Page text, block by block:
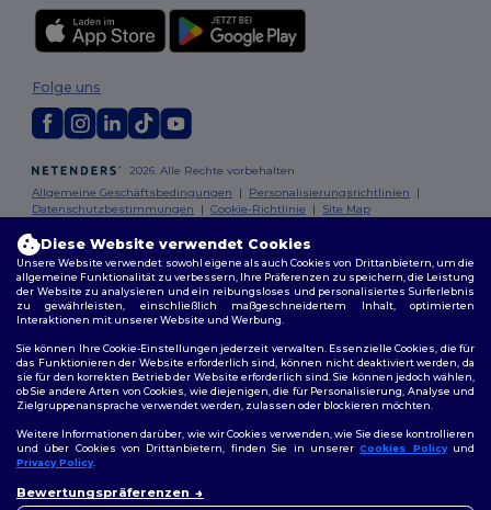
2026. Alle Rechte vorbehalten
Allgemeine Geschäftsbedingungen | Personalisierungsrichtlinien |
Datenschutzbestimmungen |Cookie-Richtlinie | Site Map
Folge uns
Berlin| Hamburg| München | Köln |Frankfurt| Essen|Dortmund |
Stuttgart | Düsseldorf| Bremen
Diese Website verwendet Cookies
Unsere Website verwendet sowohl eigene als auch Cookies von Drittanbietern, um die
allgemeine Funktionalität zu verbessern, Ihre Präferenzen zu speichern, die Leistung
der Website zu analysieren und ein reibungsloses und personalisiertes Surferlebnis
zu gewährleisten, einschließlich maßgeschneidertem Inhalt, optimierten
Interaktionen mit unserer Website und Werbung.
Sie können Ihre Cookie-Einstellungen jederzeit verwalten. Essenzielle Cookies, die für
das Funktionieren der Website erforderlich sind, können nicht deaktiviert werden, da
sie für den korrekten Betrieb der Website erforderlich sind. Sie können jedoch wählen,
ob Sie andere Arten von Cookies, wie diejenigen, die für Personalisierung, Analyse und
Zielgruppenansprache verwendet werden, zulassen oder blockieren möchten.
Weitere Informationen darüber, wie wir Cookies verwenden, wie Sie diese kontrollieren
und über Cookies von Drittanbietern, finden Sie in unsererCookies Policyund
Privacy Policy.
Bewertungspräferenzen